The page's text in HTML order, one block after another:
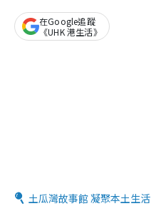
在Google追蹤
《UHK 港生活》
土瓜灣故事館 凝聚本土生活